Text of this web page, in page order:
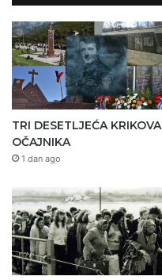
TRI DESETLJEĆA KRIKOVA
OČAJNIKA
1 dan ago